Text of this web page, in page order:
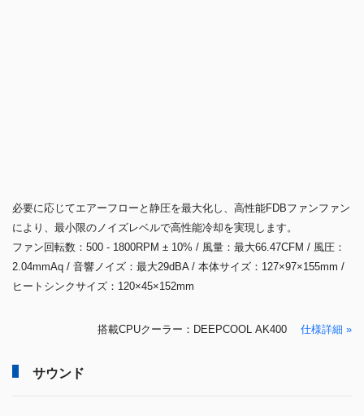
6mm径の 4 本のヒートパイプは、プロセッサから急速に熱を伝達しフ
ィンを通して放熱、優れた放熱効率を実現します。
流体ダイナミックベアリングファン